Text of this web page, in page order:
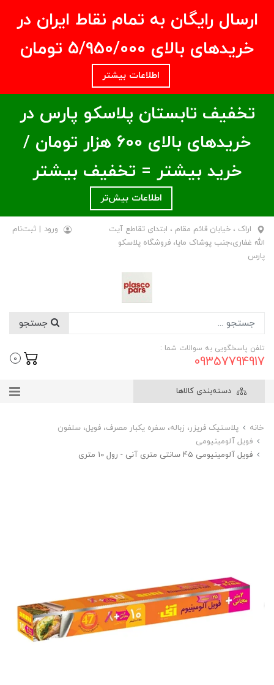
ارسال رایگان به تمام نقاط ایران در
خریدهای بالای ۵/950/000 تومان
اطلاعات بیشتر
تخفیف تابستان پلاسکو پارس در
خریدهای بالای ۶00 هزار تومان /
خرید بیشتر = تخفیف بیشتر
اطلاعات بیش‌تر
اراک ، خیابان قائم مقام ، ابتدای تقاطع آیت
الله غفاری،جنب پوشاک مایا، فروشگاه پلاسکو
پارس
ورود | ثبت‌نام
تلفن پاسخگویی به سوالات شما :
09357794917
0
دسته‌بندی کالاها
خانه
پلاستیک فریزر، زباله، سفره یکبار مصرف، فویل، سلفون
فویل آلومینیومی
فویل آلومینیومی 45 سانتی متری آنی - رول 10 متری